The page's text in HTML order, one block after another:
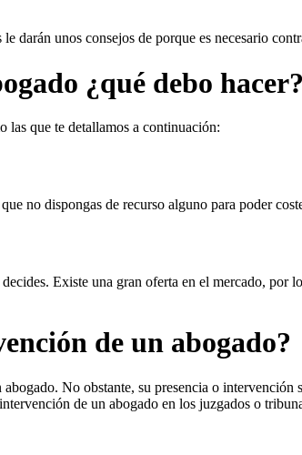
le darán unos consejos de porque es necesario
¿qué debo hacer?
las que te detallamos a continuación:
no dispongas de recurso alguno para poder
Existe una gran oferta en el mercado, por
de un abogado?
No obstante, su presencia o
de un abogado en los juzgados o